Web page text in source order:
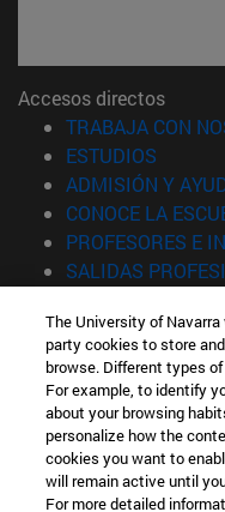
Accesos directos
TRABAJA CON
ESTUDIOS
ADMISIÓN Y
CONOCE LA
PROFESORES E
SALIDAS
Información
TFNO +34 943 21 98 77
¿QUÉ GRADO TE
¿QUÉ MÁSTER TE
© Universidad de
The University of
party cookies to store
browse. Different types
For example, to identify
about your browsing
personalize how the
cookies you want to
will remain active until
For more detailed